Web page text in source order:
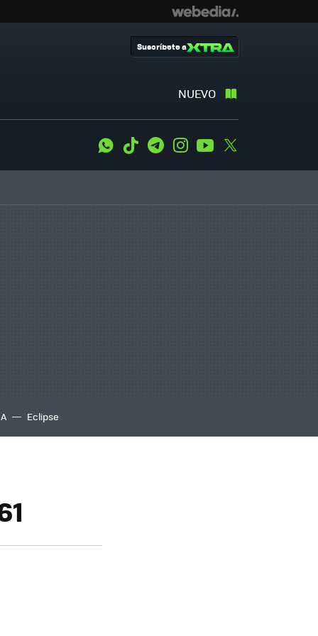
NUEVO
Suscríbete a
WhatsApp
Tiktok TelegramInstagramYoutube
Eclipse